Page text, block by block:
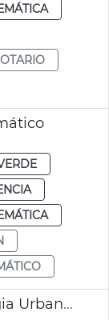
Plan de Acción Local Estrategia Urbana 2030